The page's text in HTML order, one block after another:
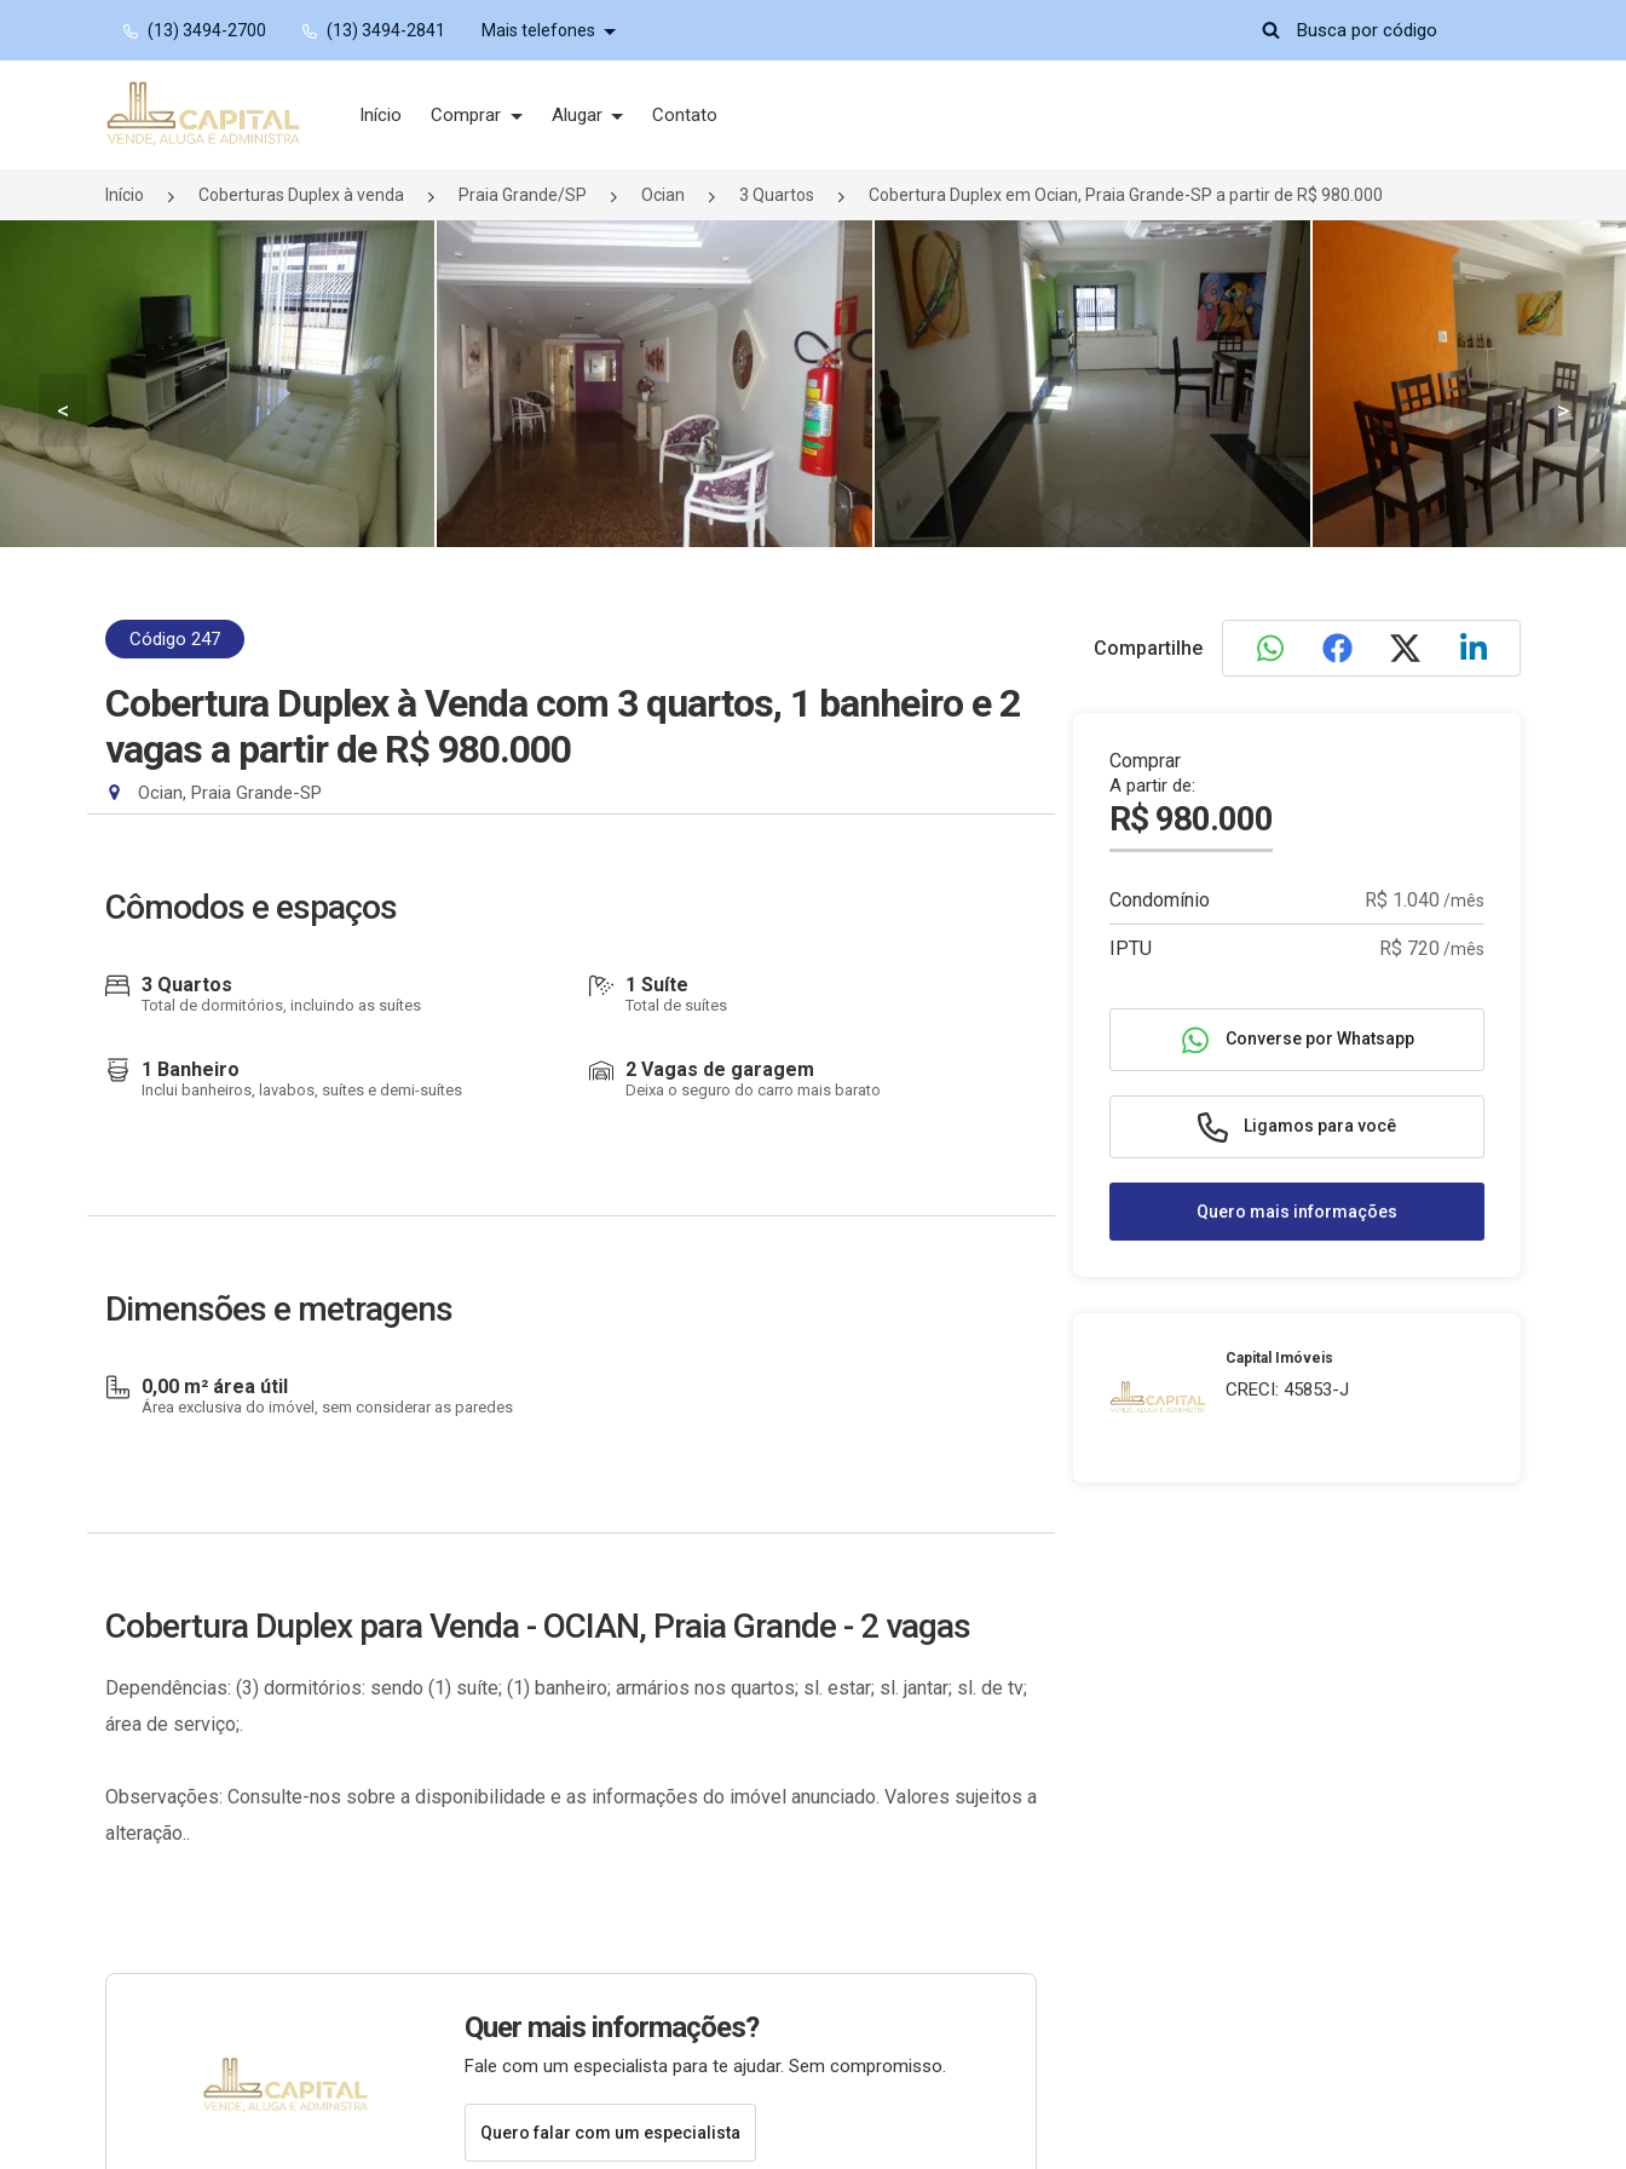
(13) 3494-2700 (13) 3494-2841 Mais telefones
Página inicial
Início Comprar Alugar Contato
Início Coberturas Duplex à venda Praia Grande/SP Ocian 3 Quartos Cobertura Duplex em Ocian, Praia Grande-SP a partir de R$ 980.000
< >
Código 247
Cobertura Duplex à Venda com 3 quartos, 1 banheiro e 2
vagas a partir de R$ 980.000
Ocian, Praia Grande-SP
Cômodos e espaços
3 Quartos
Total de dormitórios, incluindo as suítes
1 Suíte
Total de suítes
1 Banheiro
Inclui banheiros, lavabos, suítes e demi-suítes
2 Vagas de garagem
Deixa o seguro do carro mais barato
Dimensões e metragens
0,00 m² área útil
Área exclusiva do imóvel, sem considerar as paredes
Cobertura Duplex para Venda - OCIAN, Praia Grande - 2 vagas
Dependências: (3) dormitórios: sendo (1) suíte; (1) banheiro; armários nos quartos; sl. estar; sl. jantar; sl. de tv;
área de serviço;.
Observações: Consulte-nos sobre a disponibilidade e as informações do imóvel anunciado. Valores sujeitos a
alteração..
Quer mais informações?
Fale com um especialista para te ajudar. Sem compromisso.
Quero falar com um especialista
Compartilhe
Comprar
A partir de:
R$ 980.000
Condomínio R$ 1.040 /mês
IPTU R$ 720 /mês
Converse por Whatsapp
Ligamos para você
Quero mais informações
Capital Imóveis
CRECI: 45853-J